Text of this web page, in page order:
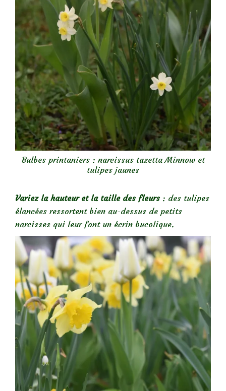
Bulbes printaniers : narcissus tazetta Minnow et
tulipes jaunes
Variez la hauteur et la taille des fleurs : des tulipes
élancées ressortent bien au-dessus de petits
narcisses qui leur font un écrin bucolique.